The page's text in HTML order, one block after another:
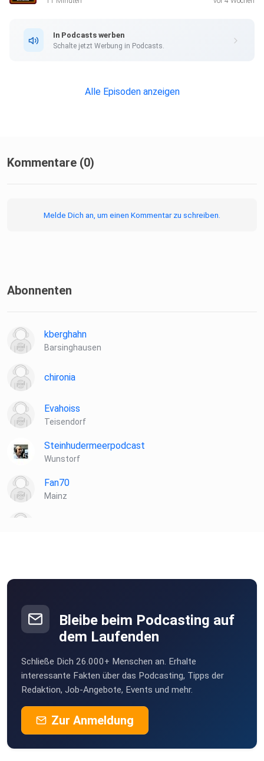
In Podcasts werben
Schalte jetzt Werbung in Podcasts.
Alle Episoden anzeigen
Kommentare (0)
Melde Dich an, um einen Kommentar zu schreiben.
Abonnenten
kberghahn
Barsinghausen
chironia
Evahoiss
Teisendorf
Steinhudermeerpodcast
Wunstorf
Fan70
Mainz
Düsseldorf
Eule2
Hannover
Санкт
Bleibe beim Podcasting auf
dem Laufenden
Schließe Dich 26.000+ Menschen an. Erhalte
interessante Fakten über das Podcasting, Tipps der
Redaktion, Job-Angebote, Events und mehr.
Zur Anmeldung